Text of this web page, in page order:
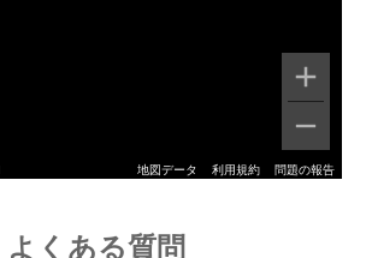
地図データ 利用規約 問題の報告
よくある質問